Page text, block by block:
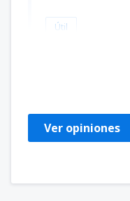
Útil
Ver opiniones